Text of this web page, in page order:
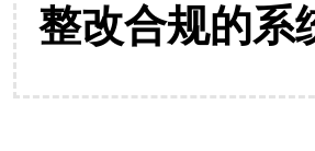
整改合规的系